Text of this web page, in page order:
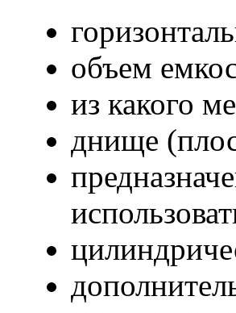
объем
из какого
днище